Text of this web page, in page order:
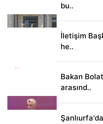
bu..
İletişim
he..
Bakan
arasınd..